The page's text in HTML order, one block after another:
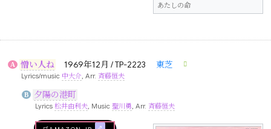
あたしの命
A 憎い人ね 1969年12月 / TP-2223 東芝
Lyrics/music 中大介, Arr. 斉藤恒夫
B 夕陽の港町
Lyrics 松井由利夫, Music 聖川勇, Arr. 斉藤恒夫